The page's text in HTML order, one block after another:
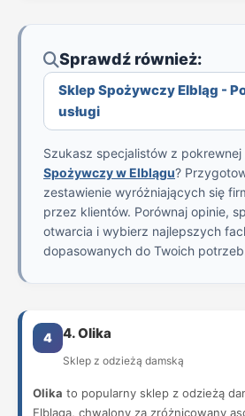
Sprawdź również:
Sklep Spożywczy Elbląg -
usługi
Szukasz specjalistów z pokrewnej
Spożywczy w Elblągu?
zestawienie wyróżniających się
przez klientów. Porównaj opinie,
otwarcia i wybierz najlepszych
dopasowanych do Twoich
4 4. Olika
Sklep z odzieżą damską
Olika to popularny sklep z odzieżą
Elbląga, chwalony za zróżnicowany